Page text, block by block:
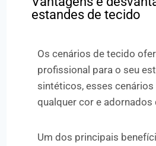
estandes de tecido
Os cenários de tecido
profissional para o seu
sintéticos, esses
qualquer cor e
Um dos principais